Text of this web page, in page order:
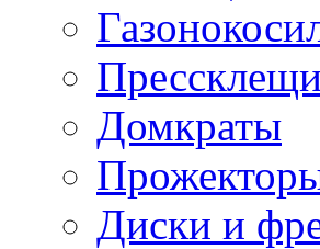
Прессклещи
Домкраты
Диски и